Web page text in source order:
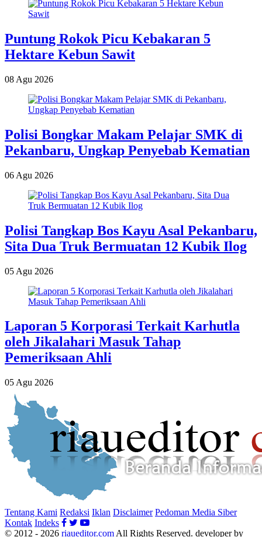
Puntung Rokok Picu Kebakaran 5
Hektare Kebun Sawit
08 Agu 2026
Polisi Bongkar Makam Pelajar SMK di
Pekanbaru, Ungkap Penyebab Kematian
06 Agu 2026
Polisi Tangkap Bos Kayu Asal Pekanbaru,
Sita Dua Truk Bermuatan 12 Kubik Ilog
05 Agu 2026
Laporan 5 Korporasi Terkait Karhutla
oleh Jikalahari Masuk Tahap
Pemeriksaan Ahli
05 Agu 2026
Tentang Kami Redaksi Iklan Disclaimer Pedoman Media Siber
Kontak Indeks
© 2012 - 2026 riaueditor.com All Rights Reserved. developer by